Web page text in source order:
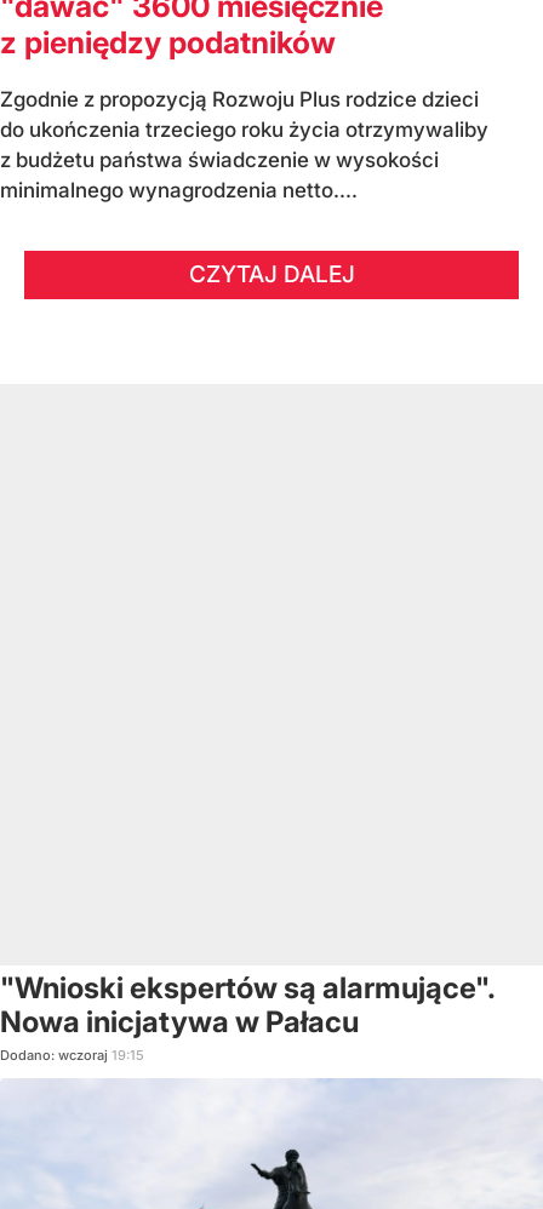
z pieniędzy podatników
Zgodnie z propozycją Rozwoju Plus rodzice dzieci
do ukończenia trzeciego roku życia otrzymywaliby
z budżetu państwa świadczenie w wysokości
minimalnego wynagrodzenia netto....
CZYTAJ DALEJ
"Wnioski ekspertów są alarmujące".
Nowa inicjatywa w Pałacu
Dodano: wczoraj 19:15